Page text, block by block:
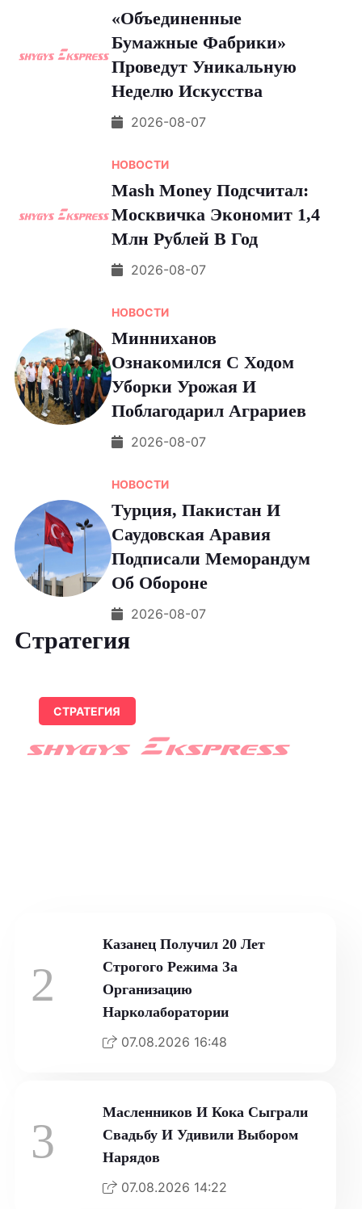
«Объединенные
Бумажные Фабрики»
Проведут Уникальную
Неделю Искусства
2026-08-07
НОВОСТИ
Мash Money Подсчитал:
Москвичка Экономит 1,4
Млн Рублей В Год
2026-08-07
НОВОСТИ
Минниханов
Ознакомился С Ходом
Уборки Урожая И
Поблагодарил Аграриев
2026-08-07
НОВОСТИ
Турция, Пакистан И
Саудовская Аравия
Подписали Меморандум
Об Обороне
2026-08-07
Стратегия
СТРАТЕГИЯ
2
Казанец Получил 20 Лет
Строгого Режима За
Организацию
Нарколаборатории
07.08.2026 16:48
3
Масленников И Кока Сыграли
Свадьбу И Удивили Выбором
Нарядов
07.08.2026 14:22